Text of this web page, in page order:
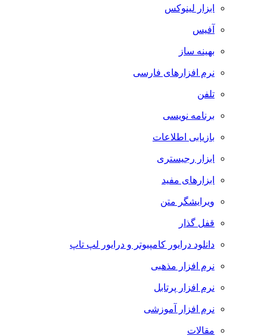
ابزار لینوکس
آفیس
بهینه ساز
نرم افزارهای فارسی
تلفن
برنامه نویسی
بازیابی اطلاعات
ابزار رجیستری
ابزارهای مفید
ویرایشگر متن
قفل گذار
دانلود درایور کامپیوتر و درایور لپ تاپ
نرم افزار مذهبی
نرم افزار پرتابل
نرم افزار آموزشی
مقالات